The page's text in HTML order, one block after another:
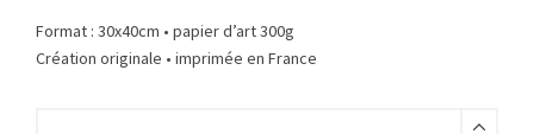
Format : 30x40cm • papier d’art 300g
Création originale • imprimée en France